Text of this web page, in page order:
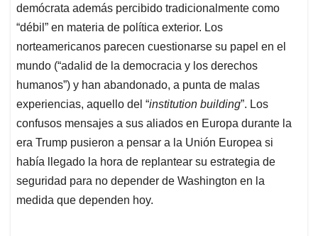
demócrata además percibido tradicionalmente como
“débil” en materia de política exterior. Los
norteamericanos parecen cuestionarse su papel en el
mundo (“adalid de la democracia y los derechos
humanos”) y han abandonado, a punta de malas
experiencias, aquello del “institution building”. Los
confusos mensajes a sus aliados en Europa durante la
era Trump pusieron a pensar a la Unión Europea si
había llegado la hora de replantear su estrategia de
seguridad para no depender de Washington en la
medida que dependen hoy.